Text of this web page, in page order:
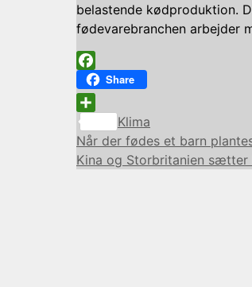
belastende kødproduktion.
fødevarebranchen arbejder
Facebook
Share
Share
Kategorier
Klima
Når der fødes et barn
Kina og Storbritanien